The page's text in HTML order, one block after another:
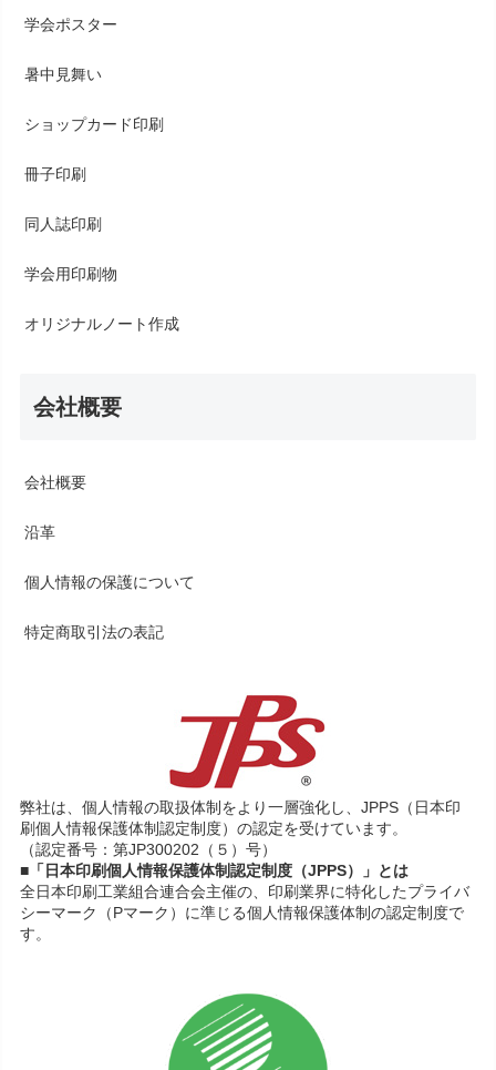
学会ポスター
暑中見舞い
ショップカード印刷
冊子印刷
同人誌印刷
学会用印刷物
オリジナルノート作成
会社概要
会社概要
沿革
個人情報の保護について
特定商取引法の表記
弊社は、個人情報の取扱体制をより一層強化し、JPPS（日本印
刷個人情報保護体制認定制度）の認定を受けています。
（認定番号：第JP300202（５）号）
■「日本印刷個人情報保護体制認定制度（JPPS）」とは
全日本印刷工業組合連合会主催の、印刷業界に特化したプライバ
シーマーク（Pマーク）に準じる個人情報保護体制の認定制度で
す。